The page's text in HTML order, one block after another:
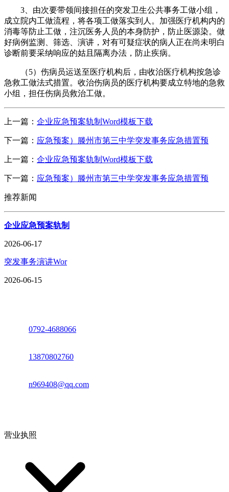
3、由次要带领间接担任的突发卫生公共事务工做小组，
成立院内工做流程，将各项工做落实到人。加强医疗机构内的
消毒等防止工做，注沉医务人员的本身防护，防止医源染。做
好病例监测、筛选、演讲，对有可疑症状的病人正在尚未明白
诊断前要采纳响应的姑且隔离办法，防止疾病。
（5）伤病员运送至医疗机构后，由收治医疗机构按急诊
急救工做法式措置。收治伤病员的医疗机构要成立特地的急救
小组，担任伤病员救治工做。
上一篇： 企业应急预案轨制Word模板下载
下一篇： 应急预案）滕州市第三中学突发事务应急措置预
上一篇： 企业应急预案轨制Word模板下载
下一篇： 应急预案）滕州市第三中学突发事务应急措置预
推荐新闻
企业应急预案轨制
2026-06-17
突发事务演讲Wor
2026-06-15
0792-4688066
13870802760
n969408@qq.com
营业执照